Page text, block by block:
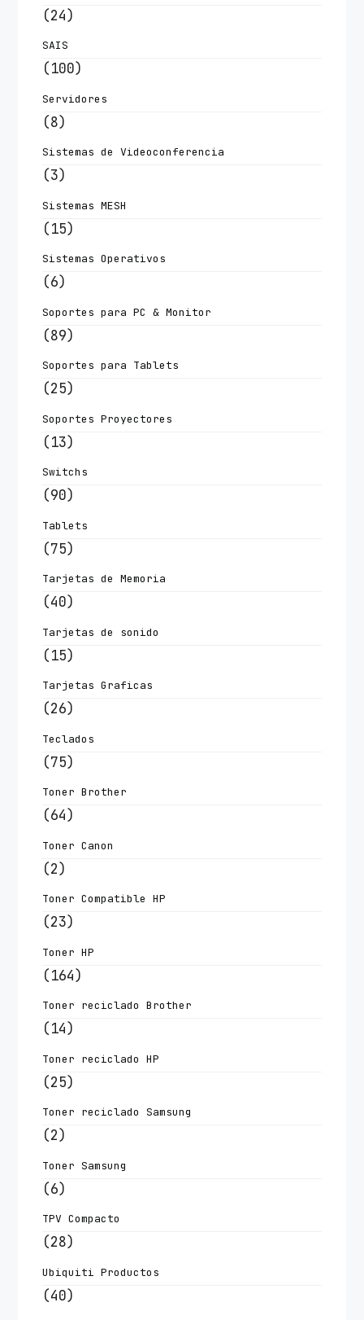
(24)
SAIS
(100)
Servidores
(8)
Sistemas de Videoconferencia
(3)
Sistemas MESH
(15)
Sistemas Operativos
(6)
Soportes para PC & Monitor
(89)
Soportes para Tablets
(25)
Soportes Proyectores
(13)
Switchs
(90)
Tablets
(75)
Tarjetas de Memoria
(40)
Tarjetas de sonido
(15)
Tarjetas Graficas
(26)
Teclados
(75)
Toner Brother
(64)
Toner Canon
(2)
Toner Compatible HP
(23)
Toner HP
(164)
Toner reciclado Brother
(14)
Toner reciclado HP
(25)
Toner reciclado Samsung
(2)
Toner Samsung
(6)
TPV Compacto
(28)
Ubiquiti Productos
(40)